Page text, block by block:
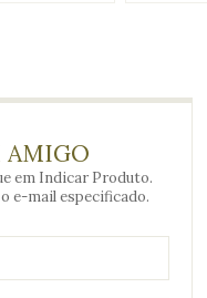
em Indicar Produto.
e-mail especificado.